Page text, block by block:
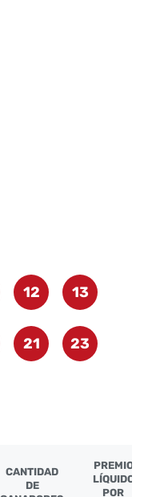
12 13
21 23
CANTIDAD
DE
PREMIO
LÍQUIDO
POR